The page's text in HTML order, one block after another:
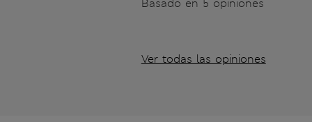
Basado en 5 opiniones
Ver todas las opiniones